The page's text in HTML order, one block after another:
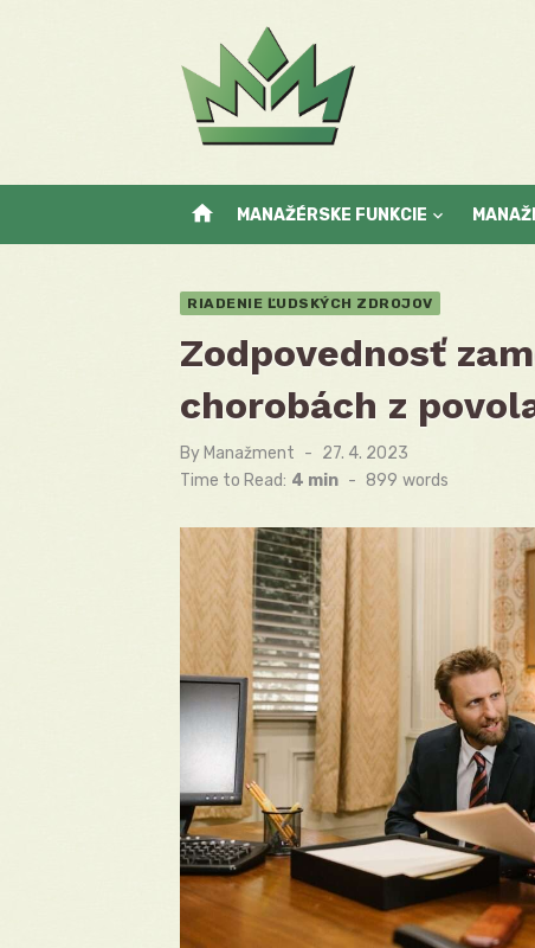
home MANAŽÉRSKE FUNKCIE
RIADENIE ĽUDSKÝCH ZDROJOV
Zodpovednosť
chorobách z
By Manažment
Posted
on
27. 4. 2023
Time to Read: 4 min - 899 words